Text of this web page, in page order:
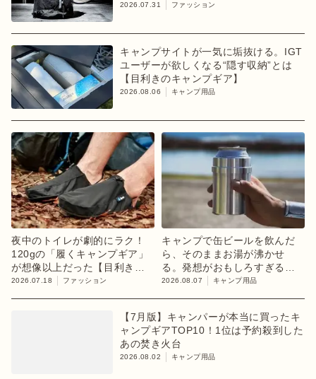
2026.07.31 ファッション
キャンプサイトが一気に垢抜ける。IGT
ユーザーが欲しくなる“隠す収納”とは
【目利きのキャンプギア】
2026.08.06 キャンプ用品
夜中のトイレが劇的にラク！
120gの「履くキャンプギア」
が想像以上だった【目利きの
キャンプギア】
2026.07.18 ファッション
キャンプで缶ビールを飲んだ
ら、そのままお湯が沸かせ
る。発想がおもしろすぎるギ
ア【目利きのキャンプギア】
2026.08.07 キャンプ用品
【7月版】キャンパーが本当に買ったキ
ャンプギアTOP10！1位は予約殺到した
あの焚き火台
2026.08.02 キャンプ用品